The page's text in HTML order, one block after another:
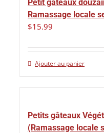
Petit gâteaux
Ramassage locale
$15.99
Ajouter au panier
Petits gâteaux
(Ramassage locale